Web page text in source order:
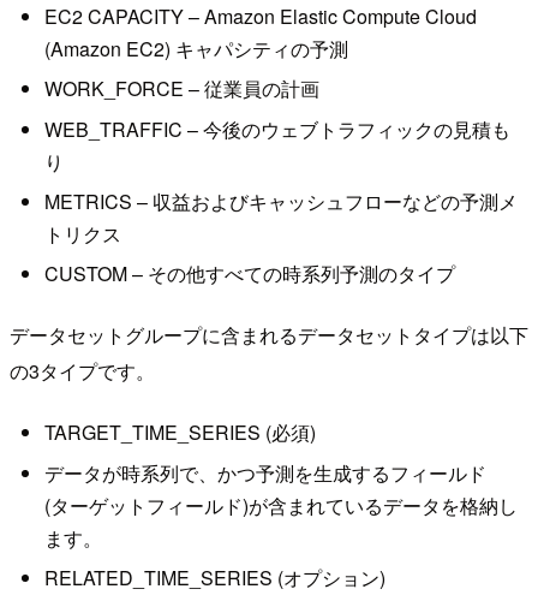
EC2 CAPACITY – Amazon Elastic Compute Cloud
(Amazon EC2) キャパシティの予測
WORK_FORCE – 従業員の計画
WEB_TRAFFIC – 今後のウェブトラフィックの見積も
り
METRICS – 収益およびキャッシュフローなどの予測メ
トリクス
CUSTOM – その他すべての時系列予測のタイプ
データセットグループに含まれるデータセットタイプは以下
の3タイプです。
TARGET_TIME_SERIES (必須)
データが時系列で、かつ予測を生成するフィールド
(ターゲットフィールド)が含まれているデータを格納し
ます。
RELATED_TIME_SERIES (オプション)